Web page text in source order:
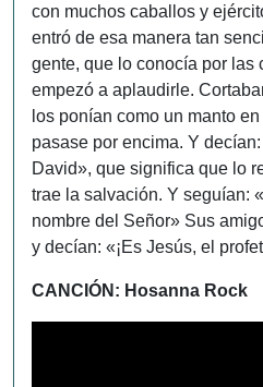
con muchos caballos y
entró de esa manera tan
gente, que lo conocía por las
empezó a aplaudirle.
los ponían como un manto
pasase por encima. Y
David», que significa que lo
trae la salvación. Y seguían:
nombre del Señor» Sus
y decían: «¡Es Jesús, el
CANCIÓN: Hosanna Rock